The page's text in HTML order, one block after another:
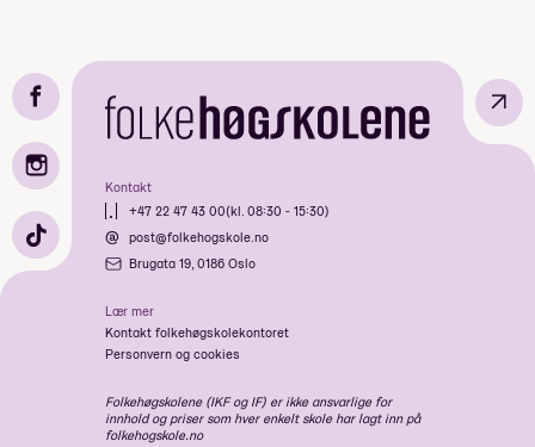
Kontakt
+47 22 47 43 00(kl. 08:30 - 15:30)
post@folkehogskole.no
Brugata 19, 0186 Oslo
Lær mer
Kontakt folkehøgskolekontoret
Personvern og cookies
Folkehøgskolene (IKF og IF) er ikke ansvarlige for
innhold og priser som hver enkelt skole har lagt inn på
folkehogskole.no
↗